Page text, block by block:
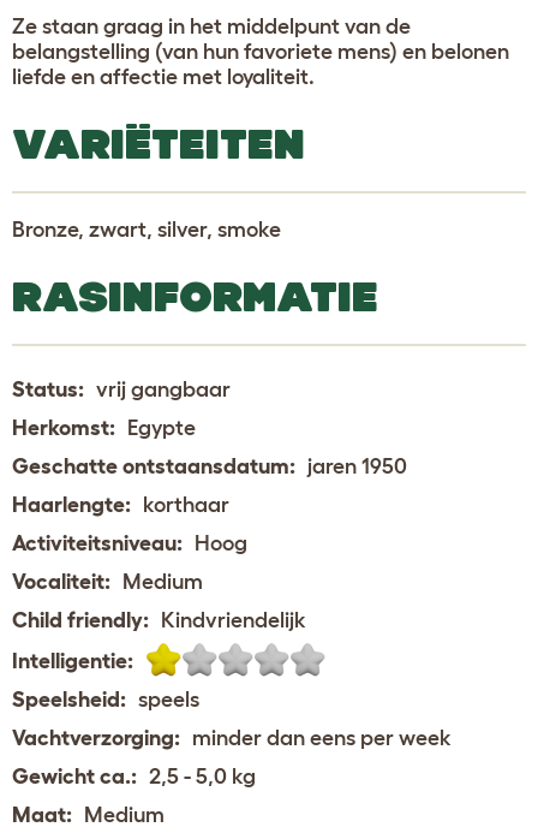
Ze staan graag in het middelpunt van de
belangstelling (van hun favoriete mens) en belonen
liefde en affectie met loyaliteit.
VARIËTEITEN
Bronze, zwart, silver, smoke
RASINFORMATIE
Status: vrij gangbaar
Herkomst: Egypte
Geschatte ontstaansdatum: jaren 1950
Haarlengte: korthaar
Activiteitsniveau: Hoog
Vocaliteit: Medium
Child friendly: Kindvriendelijk
Intelligentie:
Speelsheid: speels
Vachtverzorging: minder dan eens per week
Gewicht ca.: 2,5 - 5,0 kg
Maat: Medium